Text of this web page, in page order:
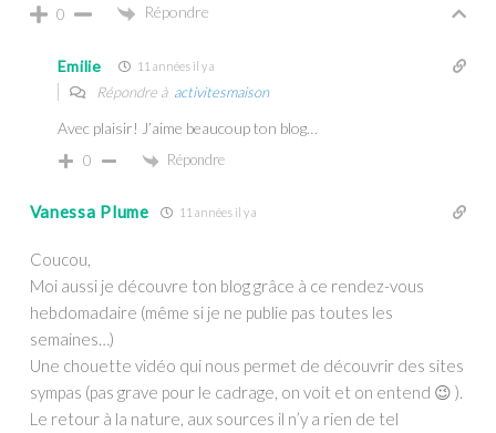
0 Répondre
Emilie 11 années il y a
Répondre à activitesmaison
Avec plaisir! J’aime beaucoup ton blog…
0 Répondre
Vanessa Plume 11 années il y a
Coucou,
Moi aussi je découvre ton blog grâce à ce rendez-vous
hebdomadaire (même si je ne publie pas toutes les
semaines…)
Une chouette vidéo qui nous permet de découvrir des sites
sympas (pas grave pour le cadrage, on voit et on entend 😉 ).
Le retour à la nature, aux sources il n’y a rien de tel